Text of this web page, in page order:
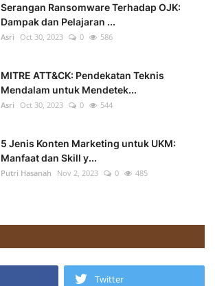
Serangan Ransomware Terhadap OJK:
Dampak dan Pelajaran ...
Asri Oct 30, 2023 0 586
MITRE ATT&CK: Pendekatan Teknis
Mendalam untuk Mendetek...
Asri Oct 30, 2023 0 544
5 Jenis Konten Marketing untuk UKM:
Manfaat dan Skill y...
Putri Hasanah Nov 2, 2023 0 485
Twitter